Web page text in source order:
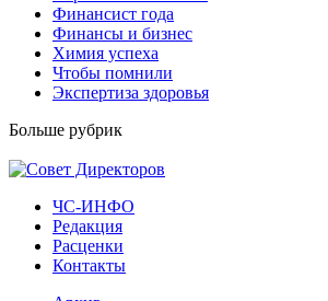
Финансист года
Финансы и бизнес
Химия успеха
Чтобы помнили
Экспертиза здоровья
Больше рубрик
ЧС-ИНФО
Редакция
Расценки
Контакты